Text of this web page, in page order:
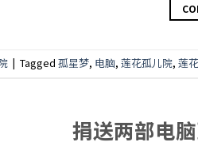
| Tagged 孤星梦, 电脑, 莲花孤儿院, 莲
捐送两部电